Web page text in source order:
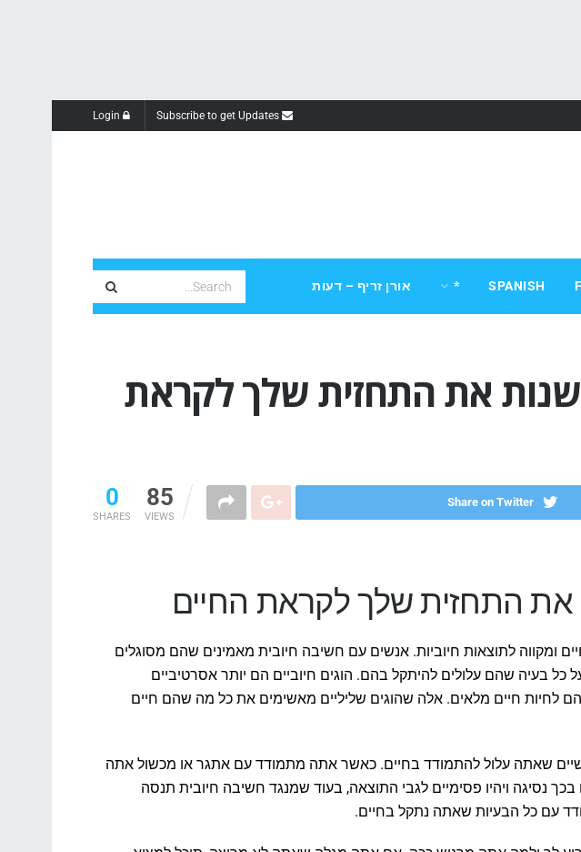
SPANISH
* אורן זריף – דעות
את התחזית שלך לקראת
0
SHARES
85
VIEWS
Share on Twitter
את התחזית שלך לקראת החיים
ומקווה לתוצאות חיוביות. אנשים עם חשיבה חיובית מאמינים שהם מסוגלים
בעיה שהם עלולים להיתקל בהם. הוגים חיוביים הם יותר אסרטיביים
לחיות חיים מלאים. אלה שהוגים שליליים מאשימים את כל מה שהם חיים
שאתה עלול להתמודד בחיים. כאשר אתה מתמודד עם אתגר או מכשול אתה
נסיגה ויהיו פסימיים לגבי התוצאה, בעוד שמנגד חשיבה חיובית תנסה
עם כל הבעיות שאתה נתקל בחיים.